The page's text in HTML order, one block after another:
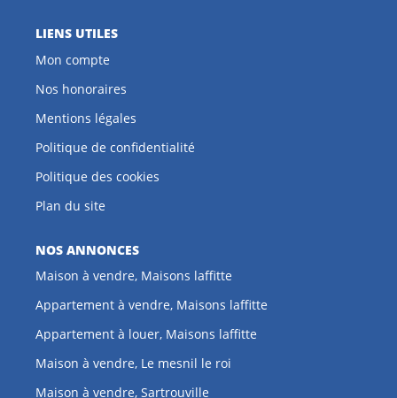
LIENS UTILES
Mon compte
Nos honoraires
Mentions légales
Politique de confidentialité
Politique des cookies
Plan du site
NOS ANNONCES
Maison à vendre, Maisons laffitte
Appartement à vendre, Maisons laffitte
Appartement à louer, Maisons laffitte
Maison à vendre, Le mesnil le roi
Maison à vendre, Sartrouville